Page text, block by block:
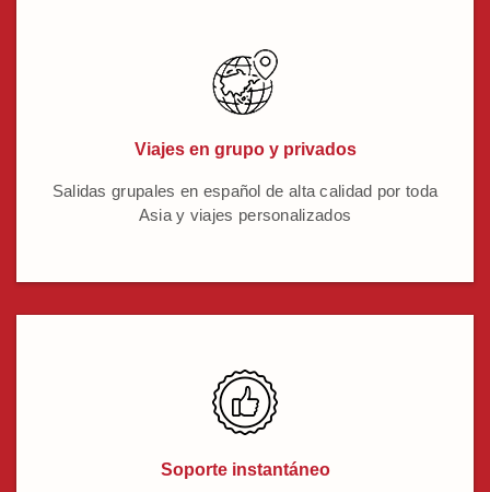
Viajes en grupo y privados
Salidas grupales en español de alta calidad por toda
Asia y viajes personalizados
Soporte instantáneo